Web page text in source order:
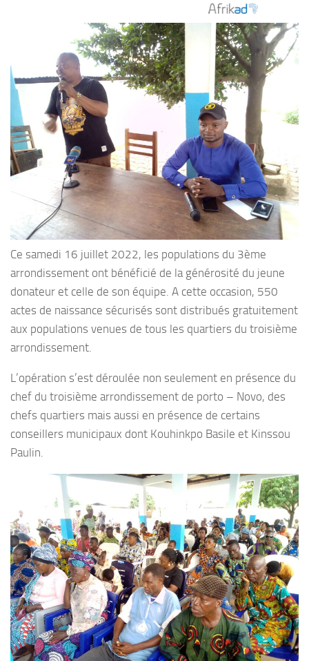
Ce samedi 16 juillet 2022, les populations du 3ème
arrondissement ont bénéficié de la générosité du jeune
donateur et celle de son équipe. A cette occasion, 550
actes de naissance sécurisés sont distribués gratuitement
aux populations venues de tous les quartiers du troisième
arrondissement.
L’opération s’est déroulée non seulement en présence du
chef du troisième arrondissement de porto – Novo, des
chefs quartiers mais aussi en présence de certains
conseillers municipaux dont Kouhinkpo Basile et Kinssou
Paulin.